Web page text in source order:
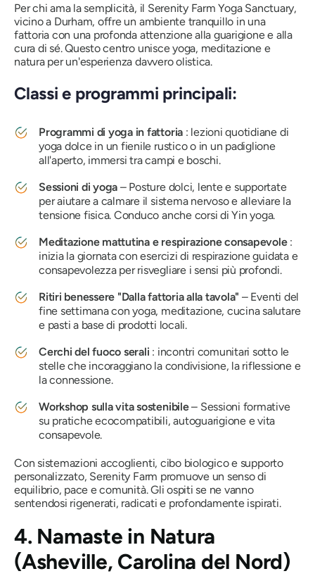
Per chi ama la semplicità, il Serenity Farm Yoga Sanctuary,
vicino a Durham, offre un ambiente tranquillo in una
fattoria con una profonda attenzione alla guarigione e alla
cura di sé. Questo centro unisce yoga, meditazione e
natura per un'esperienza davvero olistica.
Classi e programmi principali:
Programmi di yoga in fattoria : lezioni quotidiane di
yoga dolce in un fienile rustico o in un padiglione
all'aperto, immersi tra campi e boschi.
Sessioni di yoga – Posture dolci, lente e supportate
per aiutare a calmare il sistema nervoso e alleviare la
tensione fisica. Conduco anche corsi di Yin yoga.
Meditazione mattutina e respirazione consapevole:
inizia la giornata con esercizi di respirazione guidata e
consapevolezza per risvegliare i sensi più profondi.
Ritiri benessere "Dalla fattoria alla tavola" – Eventi del
fine settimana con yoga, meditazione, cucina salutare
e pasti a base di prodotti locali.
Cerchi del fuoco serali : incontri comunitari sotto le
stelle che incoraggiano la condivisione, la riflessione e
la connessione.
Workshop sulla vita sostenibile– Sessioni formative
su pratiche ecocompatibili, autoguarigione e vita
consapevole.
Con sistemazioni accoglienti, cibo biologico e supporto
personalizzato, Serenity Farm promuove un senso di
equilibrio, pace e comunità. Gli ospiti se ne vanno
sentendosi rigenerati, radicati e profondamente ispirati.
4. Namaste in Natura
(Asheville, Carolina del Nord)